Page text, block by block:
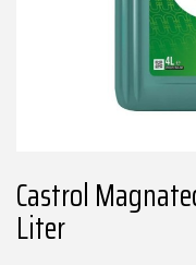
Castrol
Liter